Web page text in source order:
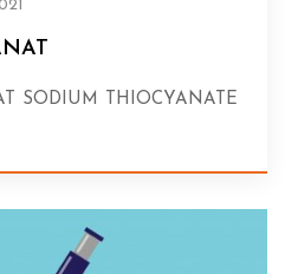
SODIUM THIOCYANATE